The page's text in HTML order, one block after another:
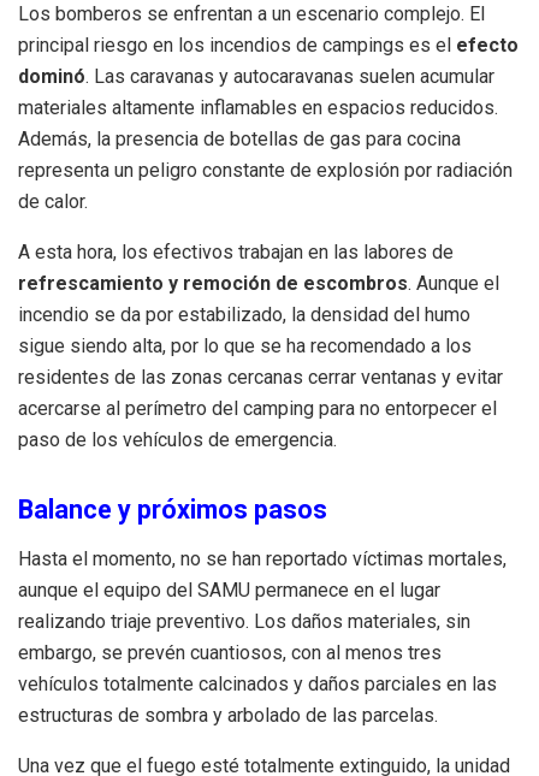
Los bomberos se enfrentan a un escenario complejo. El
principal riesgo en los incendios de campings es el efecto
dominó. Las caravanas y autocaravanas suelen acumular
materiales altamente inflamables en espacios reducidos.
Además, la presencia de botellas de gas para cocina
representa un peligro constante de explosión por radiación
de calor.
A esta hora, los efectivos trabajan en las labores de
refrescamiento y remoción de escombros. Aunque el
incendio se da por estabilizado, la densidad del humo
sigue siendo alta, por lo que se ha recomendado a los
residentes de las zonas cercanas cerrar ventanas y evitar
acercarse al perímetro del camping para no entorpecer el
paso de los vehículos de emergencia.
Balance y próximos pasos
Hasta el momento, no se han reportado víctimas mortales,
aunque el equipo del SAMU permanece en el lugar
realizando triaje preventivo. Los daños materiales, sin
embargo, se prevén cuantiosos, con al menos tres
vehículos totalmente calcinados y daños parciales en las
estructuras de sombra y arbolado de las parcelas.
Una vez que el fuego esté totalmente extinguido, la unidad